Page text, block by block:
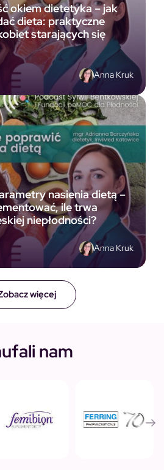
więcej
okiem dietetyka – jak
dieta: praktyczne
starających się
Anna Kruk
nasienia dietą –
ile trwa
niepłodności?
Anna Kruk
nam